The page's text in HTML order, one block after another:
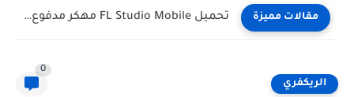
مقالات مميزة تحميل لعبة The House of Da Vinci اخر اصدار للاندرويد
الريكفري
0